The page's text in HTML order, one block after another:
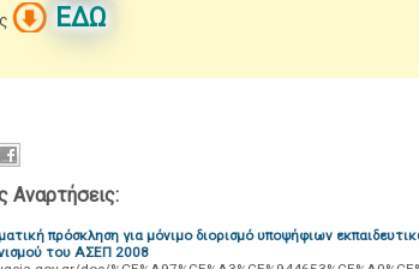
ΕΔΩ
Αναρτήσεις:
πρόσκληση για μόνιμο διορισμό υποψήφιων
του ΑΣΕΠ 2008